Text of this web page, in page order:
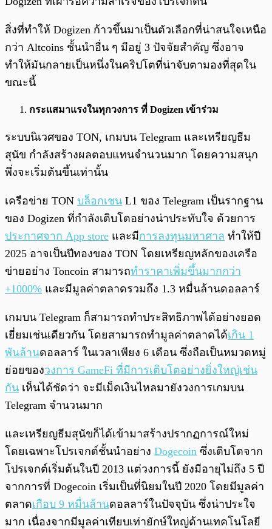
สิ่งที่ทำให้ Dogizen ก้าวขึ้นมาเป็นตัวเลือกที่น่าสนใจเหนือ
กว่า Altcoins ชั้นนำอื่น ๆ มีอยู่ 3 ปัจจัยสำคัญ ซึ่งอาจ
ทำให้มันกลายเป็นหนึ่งในคริปโตที่น่าจับตามองที่สุดใน
ขณะนี้
กระแสมาแรงในทุกวงการ ที่ Dogizen เข้าร่วม
ระบบนิเวศของ TON, เกมบน Telegram และเหรียญธีม
สุนัข กำลังสร้างผลตอบแทนจำนวนมาก โดยความสนุก
พึ่งจะเริ่มต้นขึ้นเท่านั้น
เครือข่าย TON บล็อกเชน L1 ของ Telegram เป็นรากฐาน
ของ Dogizen ที่กำลังเติบโตอย่างน่าประทับใจ ด้วยการ
ประกาศจาก App store และมีการลงทุนมหาศาล ทำให้ปี
2025 อาจเป็นปีทองของ TON โดยเหรียญหลักของเครือ
ข่ายอย่าง Toncoin สามารถทำราคาเพิ่มขึ้นมากกว่า
+1000% และมีมูลค่าตลาดรวมถึง 1.3 หมื่นล้านดอลลาร์
เกมบน Telegram ก็สามารถทำประสิทธิภาพได้อย่างยอด
เยี่ยมเช่นเดียวกัน โดยสามารถทำมูลค่าตลาดได้เกิน 1
พันล้านดอลลาร์ ในเวลาเพียง 6 เดือน ซึ่งถือเป็นหมวดหมู่
ย่อยของวงการ GameFi ที่มีการเติบโตอย่างยิ่งใหญ่เช่น
กัน เห็นได้ชัดว่า จะมีเม็ดเงินไหลมายังวงการเกมบน
Telegram จำนวนมาก
และเหรียญธีมสุนัขก็ได้เข้ามาสร้างปรากฏการณ์ใหม่
โดยเฉพาะโปรเจกต์ชั้นนำอย่าง Dogecoin ซึ่งเติบโตจาก
โปรเจกต์เริ่มต้นในปี 2013 แต่วงการนี้ ยังมีอายุไม่ถึง 5 ปี
จากการที่ Dogecoin เริ่มเป็นที่นิยมในปี 2020 โดยมีมูลค่า
ตลาดเกือบ 9 หมื่นล้านดอลลาร์ในปัจจุบัน ซึ่งน่าประใจ
มาก เนื่องจากมีมูลค่าเทียบเท่ายักษ์ใหญ่ด้านเทคโนโลยี